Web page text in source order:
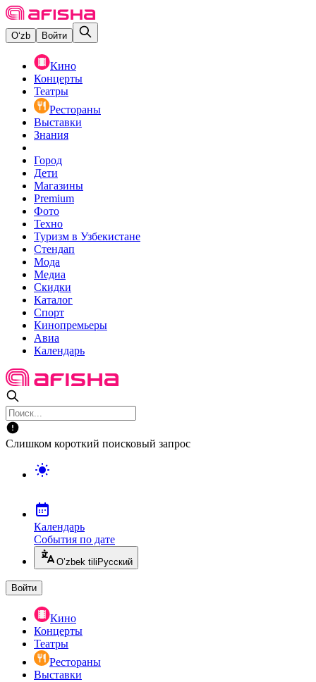
O‘zb Войти
Кино
Концерты
Театры
Рестораны
Выставки
Знания
Город
Дети
Магазины
Premium
Фото
Техно
Туризм в Узбекистане
Стендап
Мода
Медиа
Скидки
Каталог
Спорт
Кинопремьеры
Авиа
Календарь
Слишком короткий поисковый запрос
Календарь
События по дате
O’zbek tili Русский
Войти
Кино
Концерты
Театры
Рестораны
Выставки